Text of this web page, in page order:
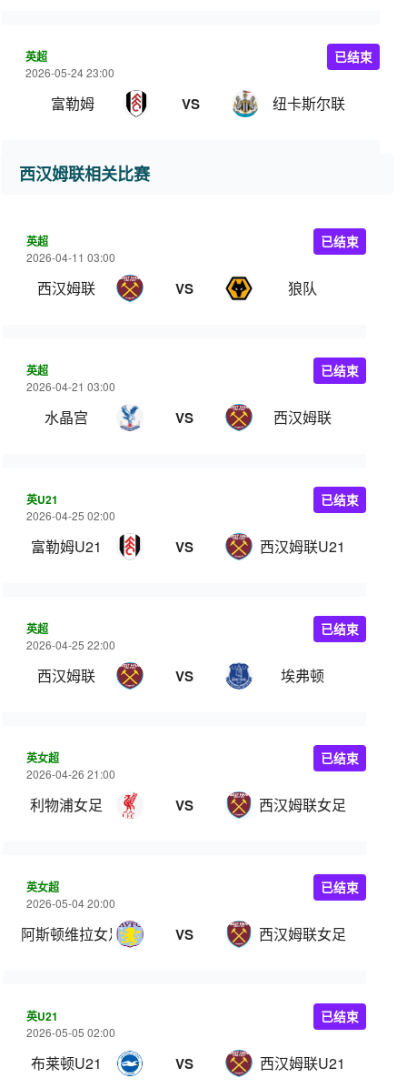
英超
2026-05-24 23:00
富勒姆 VS 纽卡斯尔联
已结束
西汉姆联相关比赛
英超
2026-04-11 03:00
西汉姆联 VS 狼队
已结束
英超
2026-04-21 03:00
水晶宫 VS 西汉姆联
已结束
英U21
2026-04-25 02:00
富勒姆U21 VS 西汉姆联U21
已结束
英超
2026-04-25 22:00
西汉姆联 VS 埃弗顿
已结束
英女超
2026-04-26 21:00
利物浦女足 VS 西汉姆联女足
已结束
英女超
2026-05-04 20:00
阿斯顿维拉女足 VS 西汉姆联女足
已结束
英U21
2026-05-05 02:00
布莱顿U21 VS 西汉姆联U21
已结束